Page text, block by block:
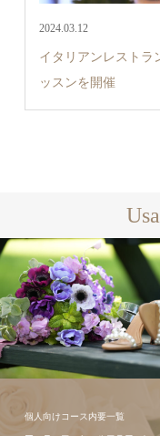
2024.03.12
イタリアンレストラ
ッスンを開催
個人向けコース内要一覧